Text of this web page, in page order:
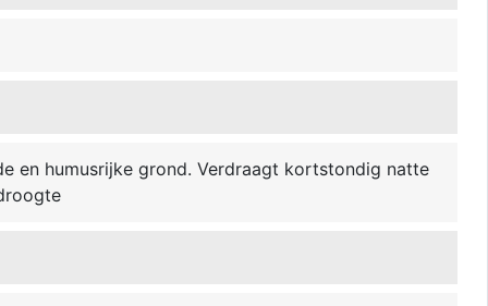
en humusrijke grond. Verdraagt kortstondig natte